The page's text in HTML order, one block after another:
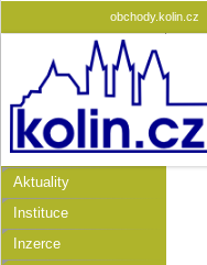
obchody.kolin.cz
Aktuality
Instituce
Inzerce